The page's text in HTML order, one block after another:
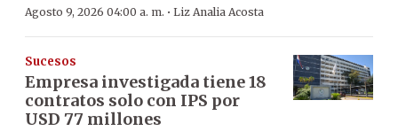
Agosto 9, 2026 04:00 a. m. · Liz Analia Acosta
Sucesos
Empresa investigada tiene 18
contratos solo con IPS por
USD 77 millones